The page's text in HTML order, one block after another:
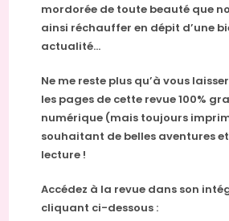
mordorée de toute beauté que
ainsi réchauffer en dépit d’une
actualité…
Ne me reste plus qu’à vous
les pages de cette revue 100%
numérique (mais toujours
souhaitant de belles aventures
lecture !
Accédez à la revue dans son
cliquant ci-dessous :